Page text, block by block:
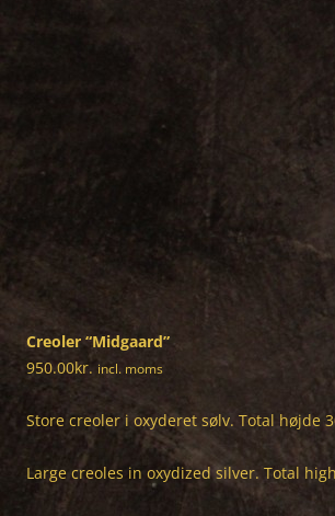
Creoler “Midgaard”
950.00kr. incl. moms
Store creoler i oxyderet sølv. Total højde
Large creoles in oxydized silver. Total